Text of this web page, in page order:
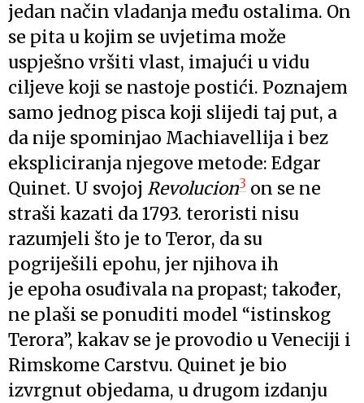
jedan način vladanja među ostalima. On
se pita u kojim se uvjetima može
uspješno vršiti vlast, imajući u vidu
ciljeve koji se nastoje postići. Poznajem
samo jednog pisca koji slijedi taj put, a
da nije spominjao Machiavellija i bez
ekspliciranja njegove metode: Edgar
Quinet. U svojoj Revolucion3 on se ne
straši kazati da 1793. teroristi nisu
razumjeli što je to Teror, da su
pogriješili epohu, jer njihova ih
je epoha osuđivala na propast; također,
ne plaši se ponuditi model “istinskog
Terora”, kakav se je provodio u Veneciji i
Rimskome Carstvu. Quinet je bio
izvrgnut objedama, u drugom izdanju